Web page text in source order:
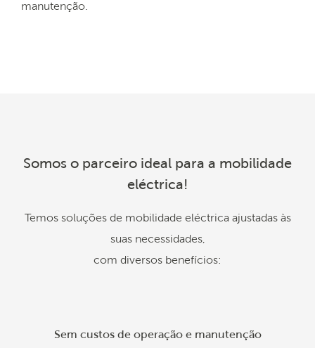
manutenção.
Somos o parceiro ideal para a mobilidade
eléctrica!
Temos soluções de mobilidade eléctrica ajustadas às
suas necessidades,
com diversos benefícios:
Sem custos de operação e manutenção